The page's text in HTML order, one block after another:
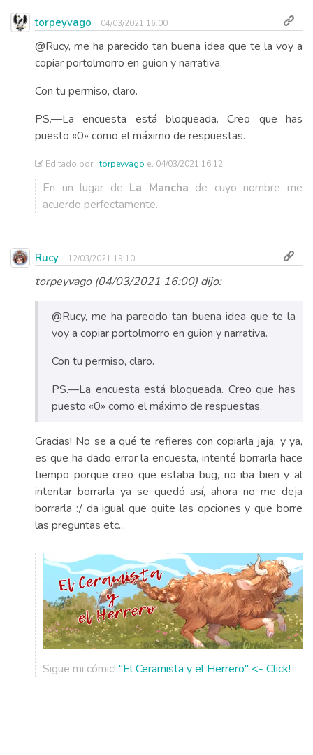
torpeyvago 04/03/2021 16:00
@Rucy, me ha parecido tan buena idea que te la voy a
copiar portolmorro en guion y narrativa.
Con tu permiso, claro.
PS.—La encuesta está bloqueada. Creo que has
puesto «0» como el máximo de respuestas.
Editado por: torpeyvago el 04/03/2021 16:12
En un lugar de La Mancha de cuyo nombre me
acuerdo perfectamente...
Rucy 12/03/2021 19:10
torpeyvago (04/03/2021 16:00) dijo:
@Rucy, me ha parecido tan buena idea que te la
voy a copiar portolmorro en guion y narrativa.
Con tu permiso, claro.
PS.—La encuesta está bloqueada. Creo que has
puesto «0» como el máximo de respuestas.
Gracias! No se a qué te refieres con copiarla jaja, y ya,
es que ha dado error la encuesta, intenté borrarla hace
tiempo porque creo que estaba bug, no iba bien y al
intentar borrarla ya se quedó así, ahora no me deja
borrarla :/ da igual que quite las opciones y que borre
las preguntas etc...
Sigue mi cómic! "El Ceramista y el Herrero" <- Click!